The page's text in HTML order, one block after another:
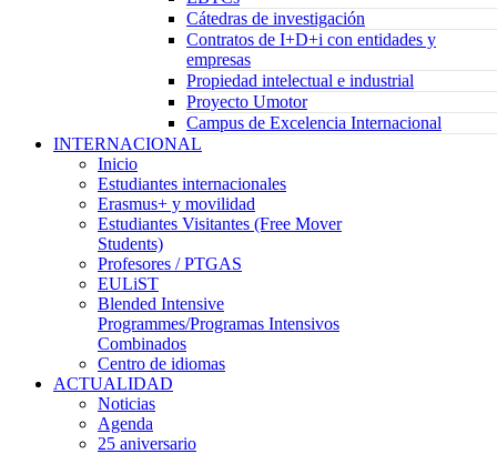
Cátedras de investigación
Contratos de I+D+i con entidades y
empresas
Propiedad intelectual e industrial
Proyecto Umotor
Campus de Excelencia Internacional
INTERNACIONAL
Inicio
Estudiantes internacionales
Erasmus+ y movilidad
Estudiantes Visitantes (Free Mover
Students)
Profesores / PTGAS
EULiST
Blended Intensive
Programmes/Programas Intensivos
Combinados
Centro de idiomas
ACTUALIDAD
Noticias
Agenda
25 aniversario